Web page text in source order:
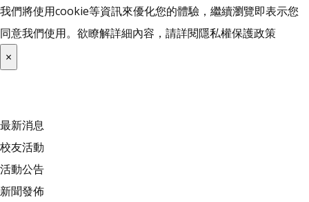
我們將使用cookie等資訊來優化您的體驗，繼續瀏覽即表示您
同意我們使用。欲瞭解詳細內容，請詳閱隱私權保護政策
×
最新消息
校友活動
活動公告
新聞發佈